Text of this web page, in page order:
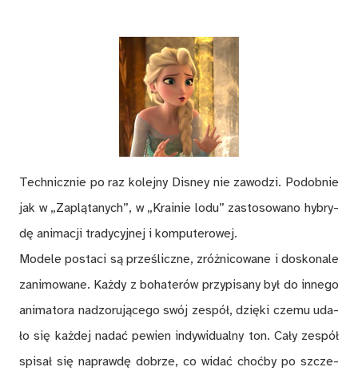
Tech­nicz­nie po raz ko­lej­ny Di­sney nie za­wo­dzi. Po­dob­nie
jak w „Za­plą­ta­nych”, w „Kra­inie lodu” za­sto­so­wa­no hy­bry­
dę ani­ma­cji tra­dy­cyj­nej i kom­pu­te­ro­wej.
Mo­de­le po­sta­ci są prze­ślicz­ne, zróż­ni­co­wa­ne i do­sko­na­le
za­ni­mo­wa­ne. Każ­dy z bo­ha­te­rów przy­pi­sa­ny był do in­ne­go
ani­ma­to­ra nad­zo­ru­ją­ce­go swój ze­spół, dzię­ki cze­mu uda­
ło się każ­dej nadać pe­wien in­dy­wi­du­al­ny ton. Ca­ły ze­spół
spi­sał się na­praw­dę do­brze, co wi­dać choć­by po szcze­